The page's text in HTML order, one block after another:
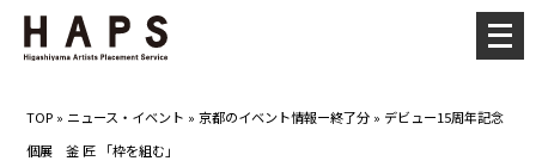
TOP » ニュース・イベント »京都のイベント情報ー終了分 » デビュー15周年記念
個展 釜 匠 「枠を組む」
メ
ニ
ー